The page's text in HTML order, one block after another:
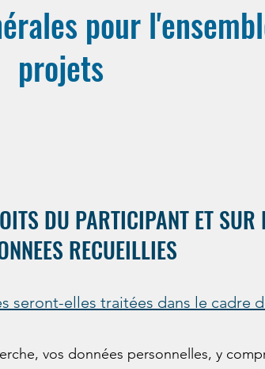
pour
projets
DU PARTICIPANT ET SUR
RECUEILLIES
seront-elles traitées dans le cadre
vos données personnelles, y